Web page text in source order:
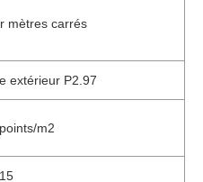
mètres carrés
extérieur P2.97
m2